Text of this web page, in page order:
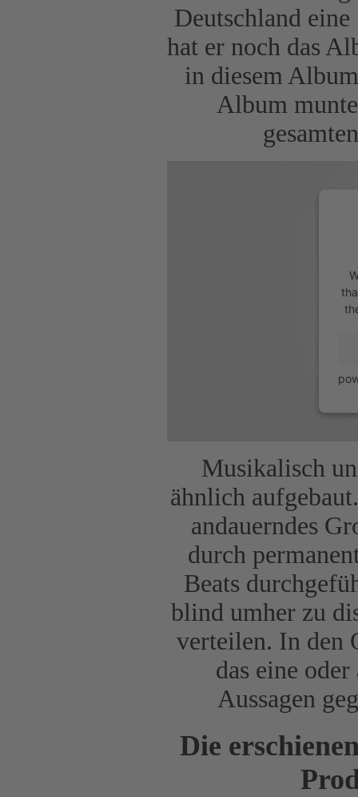
Deutschland
hat er noch das
in diesem
Album
Musikalisch
ähnlich
andauerndes
durch
Beats
blind umher zu
verteilen. In den
das eine
Aussagen
Die